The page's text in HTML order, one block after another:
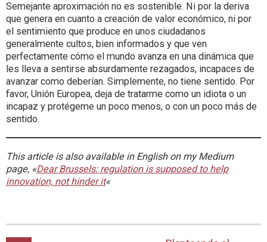
Semejante aproximación no es sostenible. Ni por la deriva
que genera en cuanto a creación de valor económico, ni por
el sentimiento que produce en unos ciudadanos
generalmente cultos, bien informados y que ven
perfectamente cómo el mundo avanza en una dinámica que
les lleva a sentirse absurdamente rezagados, incapaces de
avanzar como deberían. Simplemente, no tiene sentido. Por
favor, Unión Europea, deja de tratarme como un idiota o un
incapaz y protégeme un poco menos, o con un poco más de
sentido.
This article is also available in English on my Medium
page, «Dear Brussels: regulation is supposed to help
innovation, not hinder it«